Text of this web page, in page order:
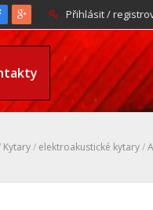
Přihlásit /
Kytary/ elektroakustické kytary/